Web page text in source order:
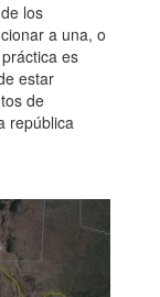
los
a una, o
es
estar
de
república